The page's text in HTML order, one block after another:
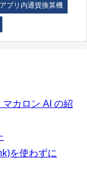
アプリ内通貨換算機
カロン AI の紹
を使わずに